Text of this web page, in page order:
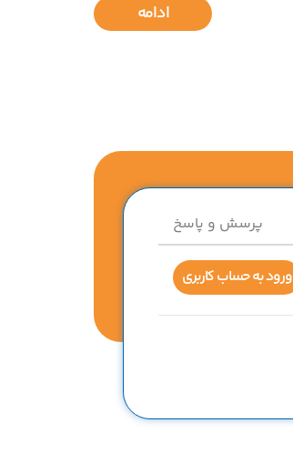
ادامه
پرسش و پاسخ
ورود به حساب کاربری